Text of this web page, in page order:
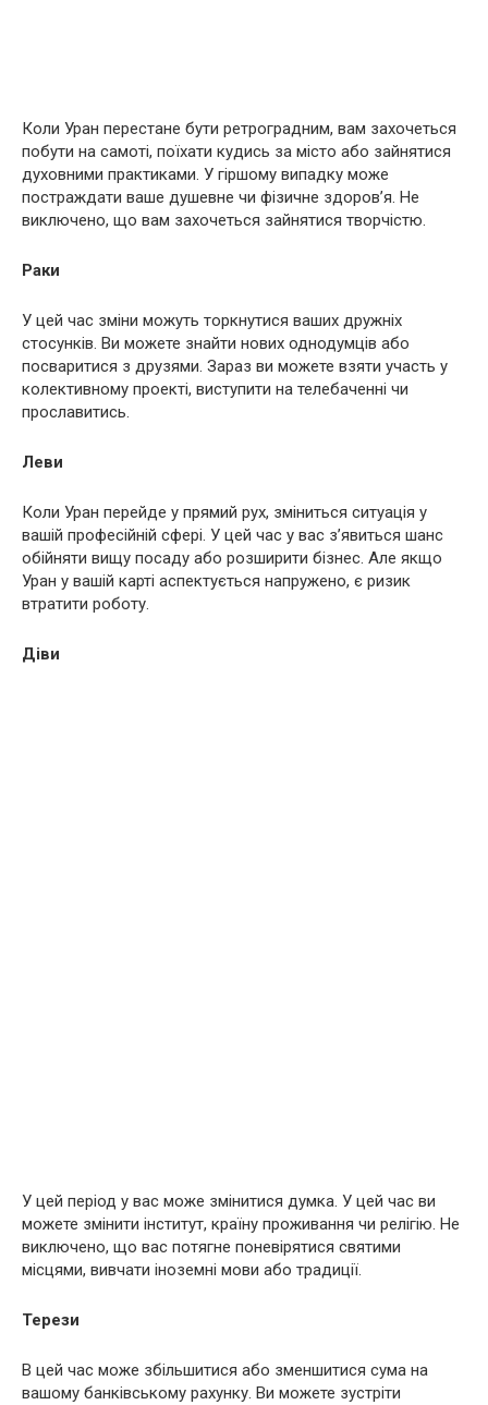
Коли Уран перестане бути ретроградним, вам захочеться
побути на самоті, поїхати кудись за місто або зайнятися
духовними практиками. У гіршому випадку може
постраждати ваше душевне чи фізичне здоров’я. Не
виключено, що вам захочеться зайнятися творчістю.
Раки
У цей час зміни можуть торкнутися ваших дружніх
стосунків. Ви можете знайти нових однодумців або
посваритися з друзями. Зараз ви можете взяти участь у
колективному проекті, виступити на телебаченні чи
прославитись.
Леви
Коли Уран перейде у прямий рух, зміниться ситуація у
вашій професійній сфері. У цей час у вас з’явиться шанс
обійняти вищу посаду або розширити бізнес. Але якщо
Уран у вашій карті аспектується напружено, є ризик
втратити роботу.
Діви
У цей період у вас може змінитися думка. У цей час ви
можете змінити інститут, країну проживання чи релігію. Не
виключено, що вас потягне поневірятися святими
місцями, вивчати іноземні мови або традиції.
Терези
В цей час може збільшитися або зменшитися сума на
вашому банківському рахунку. Ви можете зустріти